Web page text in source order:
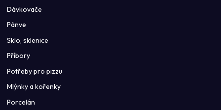
Dávkovače
Pánve
Sklo, sklenice
Příbory
Potřeby pro pizzu
Mlýnky a kořenky
Porcelán